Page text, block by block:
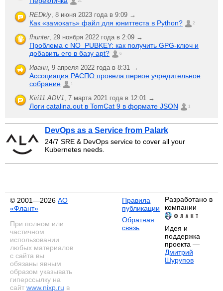
21
REDkiy, 8 июня 2023 года в 9:09 →
Как «замокать» файл для юниттеста в Python? 2
fhunter, 29 ноября 2022 года в 2:09 →
Проблема с NO_PUBKEY: как получить GPG-ключ и
добавить его в базу apt?
6
Иванн, 9 апреля 2022 года в 8:31 →
Ассоциация РАСПО провела первое учредительное
собрание
1
Kiri11.ADV1, 7 марта 2021 года в 12:01 →
Логи catalina.out в TomCat 9 в формате JSON 1
DevOps as a Service from Palark
24/7 SRE & DevOps service to cover all your
Kubernetes needs.
© 2001—2026 АО
«Флант»
При полном или
частичном
использовании
любых материалов
с сайта вы
обязаны явным
образом указывать
гиперссылку на
сайт www.nixp.ru в
Правила
публикации
Обратная
связь
Разработано в
компании
Идея и
поддержка
проекта —
Дмитрий
Шурупов